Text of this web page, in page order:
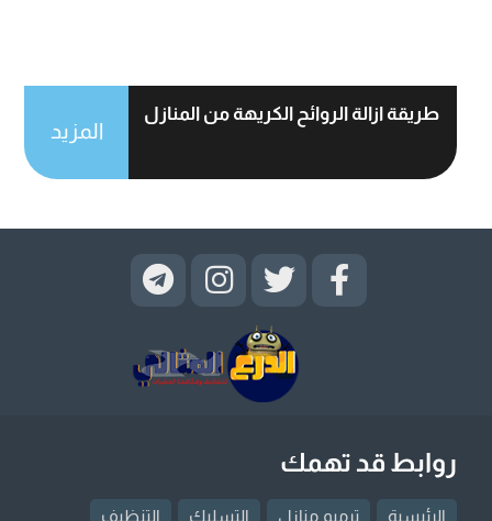
طريقة ازالة الروائح الكريهة من المنازل
المزيد
روابط قد تهمك
الرئيسية ترميم منازل التسليك التنظيف